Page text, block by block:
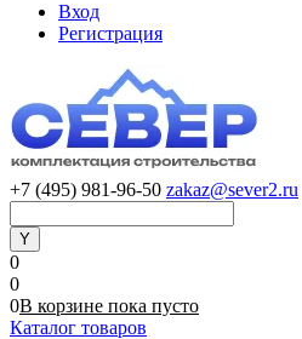
Вход
Регистрация
+7 (495) 981-96-50 zakaz@sever2.ru
0
0
0В корзине пока пусто
Каталог товаров